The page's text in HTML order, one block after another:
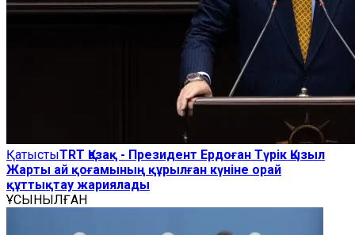
ҚатыстыTRT Қазақ - Президент Ердоған Түрік Қызыл
Жарты ай қоғамының құрылған күніне орай
құттықтау жариялады
ҰСЫНЫЛҒАН